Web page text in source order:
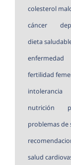
colesterol
cáncer
dieta
enfermedad
fertilidad
intolerancia
nutrición
problemas de
salud